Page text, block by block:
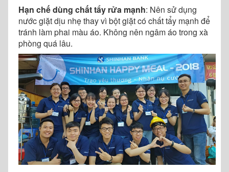
Hạn chế dùng chất tẩy rửa mạnh: Nên sử dụng
nước giặt dịu nhẹ thay vì bột giặt có chất tẩy mạnh để
tránh làm phai màu áo. Không nên ngâm áo trong xà
phòng quá lâu.